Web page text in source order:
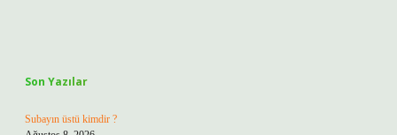
Son Yazılar
Subayın üstü kimdir ?